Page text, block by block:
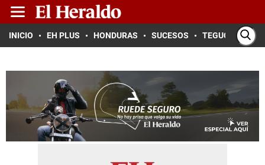
INICIO EH PLUS HONDURAS SUCESOS TEGUCIGALPA